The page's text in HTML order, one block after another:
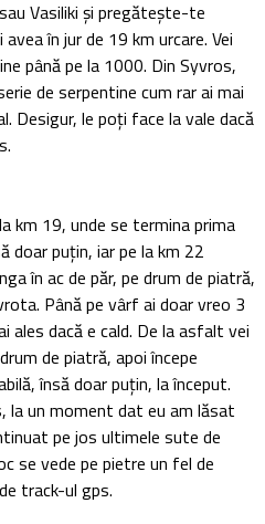
Vasiliki și pregătește-te
în jur de 19 km urcare. Vei
până pe la 1000. Din Syvros,
de serpentine cum rar ai mai
Desigur, le poți face la vale dacă
km 19, unde se termina prima
doar puțin, iar pe la km 22
în ac de păr, pe drum de piatră,
Până pe vârf ai doar vreo 3
ales dacă e cald. De la asfalt vei
de piatră, apoi începe
însă doar puțin, la început.
la un moment dat eu am lăsat
pe jos ultimele sute de
se vede pe pietre un fel de
track-ul gps.